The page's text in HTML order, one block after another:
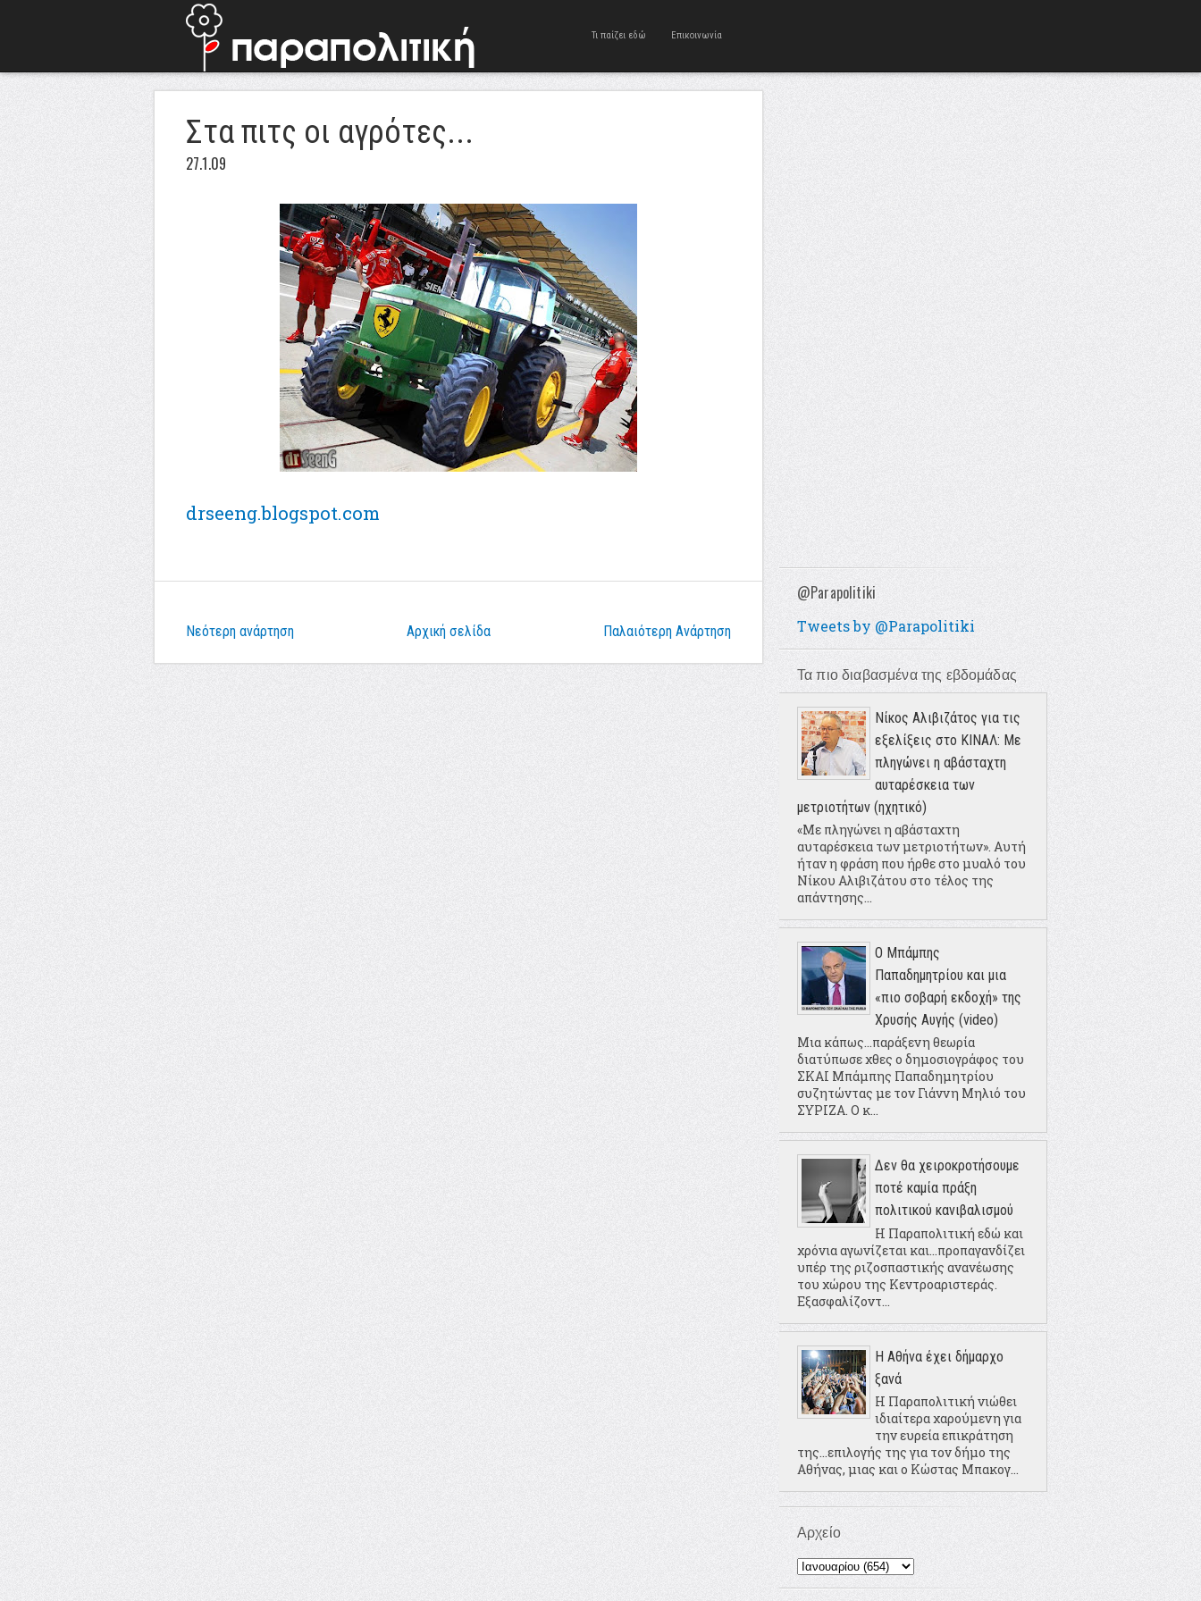
Τι παίζει εδώ Επικοινωνία
Στα πιτς οι αγρότες...
27.1.09
drseeng.blogspot.com
Νεότερη ανάρτηση Παλαιότερη Ανάρτηση
Αρχική σελίδα
@Parapolitiki
Tweets by @Parapolitiki
Τα πιο διαβασμένα της εβδομάδας
Νίκος Αλιβιζάτος για τις
εξελίξεις στο ΚΙΝΑΛ: Με
πληγώνει η αβάσταχτη
αυταρέσκεια των
μετριοτήτων (ηχητικό)
«Με πληγώνει η αβάσταχτη
αυταρέσκεια των μετριοτήτων». Αυτή
ήταν η φράση που ήρθε στο μυαλό του
Νίκου Αλιβιζάτου στο τέλος της
απάντησης...
Ο Μπάμπης
Παπαδημητρίου και μια
«πιο σοβαρή εκδοχή» της
Χρυσής Αυγής (video)
Μια κάπως...παράξενη θεωρία
διατύπωσε χθες ο δημοσιογράφος του
ΣΚΑΙ Μπάμπης Παπαδημητρίου
συζητώντας με τον Γιάννη Μηλιό του
ΣΥΡΙΖΑ. Ο κ...
Δεν θα χειροκροτήσουμε
ποτέ καμία πράξη
πολιτικού κανιβαλισμού
Η Παραπολιτική εδώ και
χρόνια αγωνίζεται και...προπαγανδίζει
υπέρ της ριζοσπαστικής ανανέωσης
του χώρου της Κεντροαριστεράς.
Εξασφαλίζοντ...
Η Αθήνα έχει δήμαρχο
ξανά
Η Παραπολιτική νιώθει
ιδιαίτερα χαρούμενη για
την ευρεία επικράτηση
της...επιλογής της για τον δήμο της
Αθήνας, μιας και ο Κώστας Μπακογ...
Αρχείο